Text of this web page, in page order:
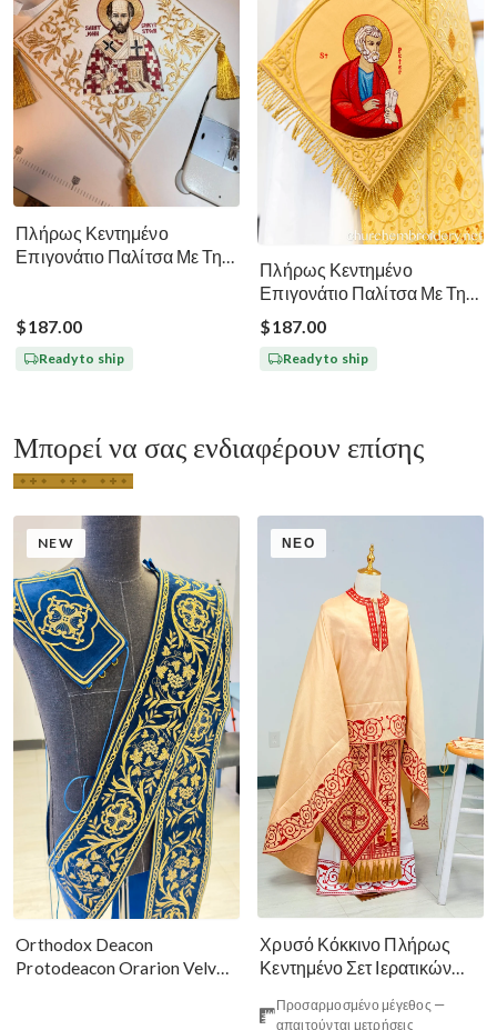
Πλήρως Κεντημένο
Επιγονάτιο Παλίτσα Με Την
$187.00
Ready to ship
Πλήρως Κεντημένο
Επιγονάτιο Παλίτσα Με Την
Εικόνα Του Αγίου Πέτρου
Χρυσό
$187.00
Ready to ship
Μπορεί να σας ενδιαφέρουν επίσης
NEW
Orthodox Deacon
Protodeacon Orarion Velvet
ΝΈΟ
Χρυσό Κόκκινο Πλήρως
Κεντημένο Σετ Ιερατικών
Προσαρμοσμένο μέγεθος —
απαιτούνται μετρήσεις